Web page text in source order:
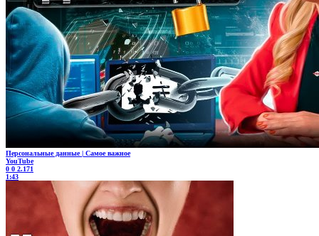
Персональные данные | Самое важное
YouTube
0 0 2.171
1:43